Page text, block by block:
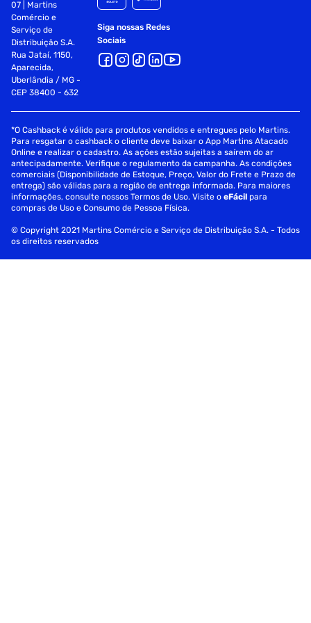
07 | Martins
Comércio e
Serviço de
Distribuição S.A.
Rua Jataí, 1150,
Aparecida,
Uberlândia / MG -
CEP 38400 - 632
Siga nossas Redes
Sociais
*O Cashback é válido para produtos vendidos e entregues pelo Martins.
Para resgatar o cashback o cliente deve baixar o App Martins Atacado
Online e realizar o cadastro. As ações estão sujeitas a saírem do ar
antecipadamente. Verifique o regulamento da campanha. As condições
comerciais (Disponibilidade de Estoque, Preço, Valor do Frete e Prazo de
entrega) são válidas para a região de entrega informada. Para maiores
informações, consulte nossos Termos de Uso. Visite oeFácil para
compras de Uso e Consumo de Pessoa Física.
© Copyright 2021 Martins Comércio e Serviço de Distribuição S.A. - Todos
os direitos reservados